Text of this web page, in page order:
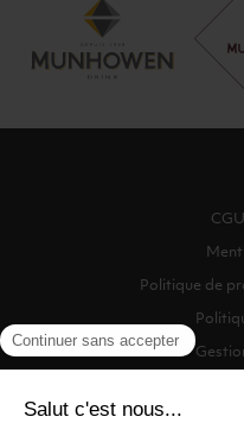
Politique de